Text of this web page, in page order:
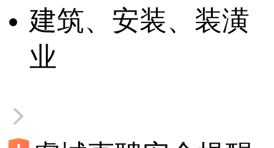
建筑、安装、装潢
业